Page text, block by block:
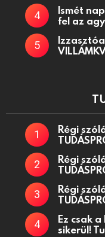
Ismét
fel az
Régi
Régi
Régi
Ez csak
sikerül!